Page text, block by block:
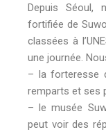
Depuis Séoul,
fortifiée de
classées à
une journée.
– la forteresse
remparts et ses
– le musée
peut voir des